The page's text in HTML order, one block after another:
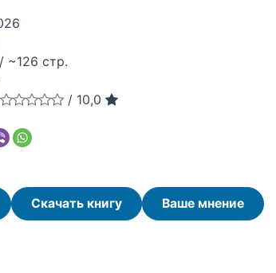
~126 стр.
/ 10,0
Скачать книгу Ваше мнение